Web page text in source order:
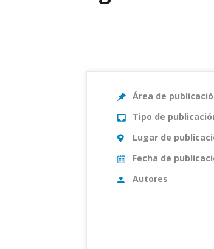
Área de
Tipo de
Lugar de
Fecha de
Autores